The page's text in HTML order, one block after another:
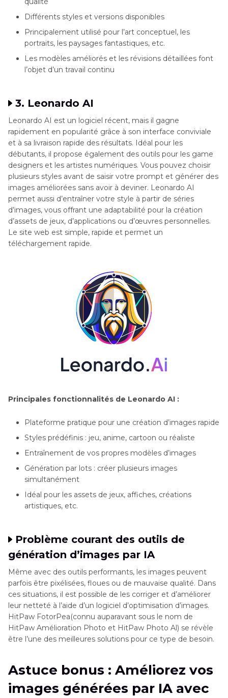
Différents styles et versions disponibles
Principalement utilisé pour l’art conceptuel, les
portraits, les paysages fantastiques, etc.
Les modèles améliorés et les révisions détaillées font
l’objet d’un travail continu
3. Leonardo AI
Leonardo AI est un logiciel récent, mais il gagne
rapidement en popularité grâce à son interface conviviale
et à sa livraison rapide des résultats. Idéal pour les
débutants, il propose également des outils pour les game
designers et les artistes numériques. Vous pouvez choisir
plusieurs styles avant de saisir votre prompt et générer des
images améliorées sans avoir à deviner. Leonardo AI
permet aussi d’entraîner votre style à partir de séries
d’images, vous offrant une adaptabilité pour la création
d’assets de jeux, d’applications ou d’œuvres personnelles.
Le site web est simple, rapide et permet un
téléchargement rapide.
Principales fonctionnalités de Leonardo AI :
Plateforme pratique pour une création d’images rapide
Styles prédéfinis : jeu, anime, cartoon ou réaliste
Entraînement de vos propres modèles d’images
Génération par lots : créer plusieurs images
simultanément
Idéal pour les assets de jeux, affiches, créations
artistiques, etc.
Problème courant des outils de
génération d’images par IA
Même avec des outils performants, les images peuvent
parfois être pixélisées, floues ou de mauvaise qualité. Dans
ces situations, il est possible de les corriger et d’améliorer
leur netteté à l’aide d’un logiciel d’optimisation d’images.
HitPaw FotorPea(connu auparavant sous le nom de
HitPaw Amélioration Photo et HitPaw Photo Al) se révèle
être l’une des meilleures solutions pour ce type de besoin.
Astuce bonus : Améliorez vos
images générées par IA avec